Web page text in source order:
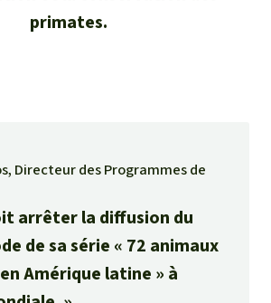
L’aluminium
L'accaparement des terres
Le braconnage
Les barrages
primates.
Directeur des Programmes de
arrêter la diffusion du
de sa série « 72 animaux
Amérique latine » à